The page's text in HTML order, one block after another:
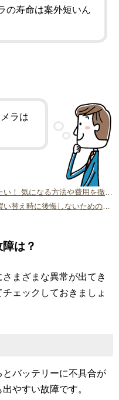
の寿命は案外短いん
ラは
は？
まざまな異常が出てき
ェックしておきましょ
バッテリーに不具合が
やすい故障です。